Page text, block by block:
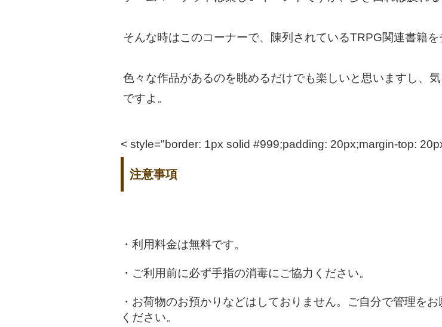
そんな時はこのコーナーで、陳列されているTRPG関連書籍
色々な作品があるのを眺めるだけでも楽しいと思いますし、
ですよ。
< style="border: 1px solid #999;padding: 20px;margin-top:
注意事項
・利用料金は無料です。
・ご利用前に必ず手指の消毒にご協力ください。
・お荷物のお預かりなどはしておりません。ご自分で管理を
ください。